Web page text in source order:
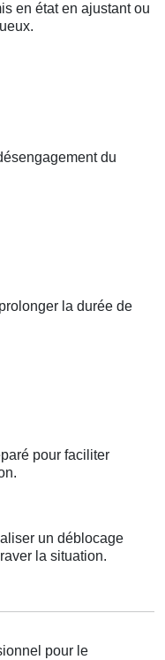
en état en ajustant ou
du
la durée de
pour faciliter
un déblocage
la situation.
pour le